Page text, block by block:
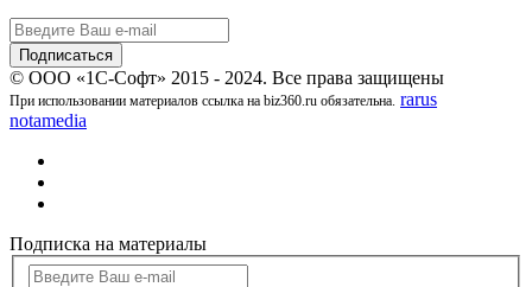
© ООО «1С-Софт» 2015 - 2024. Все права защищены
При использовании материалов ссылка на biz360.ru обязательна. rarus
notamedia
Подписка на материалы